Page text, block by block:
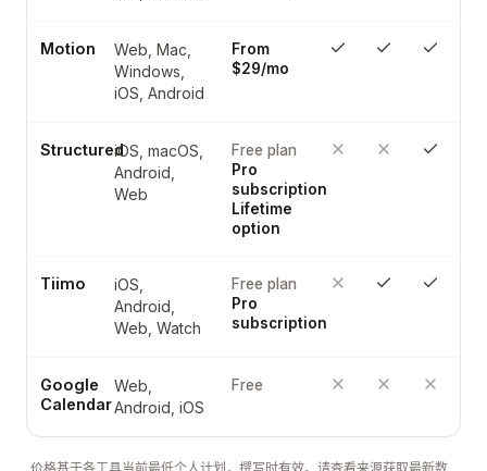
Motion
Web, Mac,
Windows,
iOS, Android
From
$29/mo
StructurediOS, macOS,
Android,
Web
Free plan
Pro
subscription
Lifetime
option
Tiimo
iOS,
Android,
Web, Watch
Free plan
Pro
subscription
Google
Calendar
Web,
Android, iOS
Free